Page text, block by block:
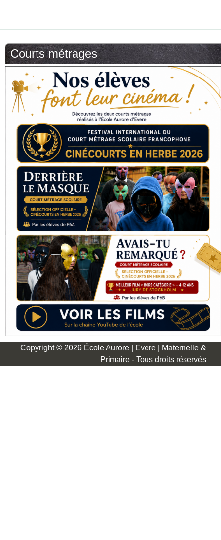
Courts métrages
Copyright © 2026 École Aurore | Evere | Maternelle &
Primaire - Tous droits réservés